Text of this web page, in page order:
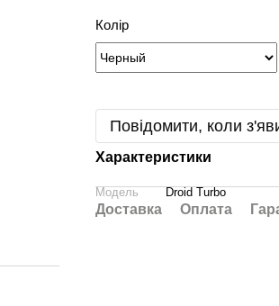
Колір
Повідомити, коли
Характеристики
Модель Droid Turbo
Доставка Оплата